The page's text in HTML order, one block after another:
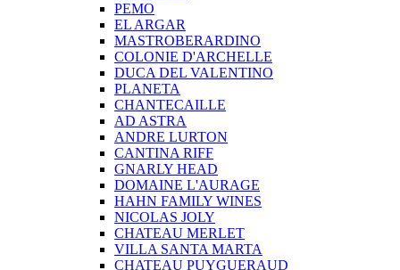
PEMO
EL ARGAR
MASTROBERARDINO
COLONIE D'ARCHELLE
DUCA DEL VALENTINO
PLANETA
CHANTECAILLE
AD ASTRA
ANDRE LURTON
CANTINA RIFF
GNARLY HEAD
DOMAINE L'AURAGE
HAHN FAMILY WINES
NICOLAS JOLY
CHATEAU MERLET
VILLA SANTA MARTA
CHATEAU PUYGUERAUD